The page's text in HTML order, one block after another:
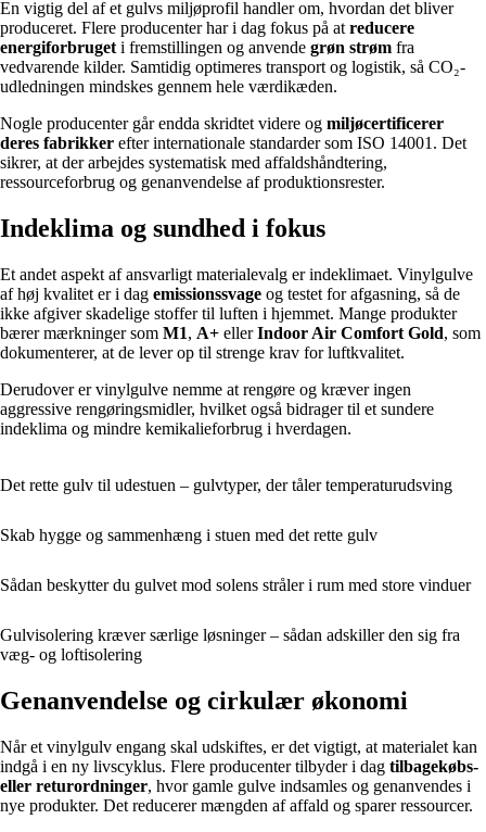
En vigtig del af et gulvs miljøprofil handler om, hvordan det bliver
produceret. Flere producenter har i dag fokus på atreducere
energiforbrugeti fremstillingen og anvende grøn strøm fra
vedvarende kilder. Samtidig optimeres transport og logistik, så CO₂-
udledningen mindskes gennem hele værdikæden.
Nogle producenter går endda skridtet videre og miljøcertificerer
deres fabrikker efter internationale standarder som ISO 14001. Det
sikrer, at der arbejdes systematisk med affaldshåndtering,
ressourceforbrug og genanvendelse af produktionsrester.
Indeklima og sundhed i fokus
Et andet aspekt af ansvarligt materialevalg er indeklimaet. Vinylgulve
af høj kvalitet er i dag emissionssvage og testet for afgasning, så de
ikke afgiver skadelige stoffer til luften i hjemmet. Mange produkter
bærer mærkninger som M1, A+ ellerIndoor Air Comfort Gold, som
dokumenterer, at de lever op til strenge krav for luftkvalitet.
Derudover er vinylgulve nemme at rengøre og kræver ingen
aggressive rengøringsmidler, hvilket også bidrager til et sundere
indeklima og mindre kemikalieforbrug i hverdagen.
Det rette gulv til udestuen – gulvtyper, der tåler temperaturudsving
Skab hygge og sammenhæng i stuen med det rette gulv
Sådan beskytter du gulvet mod solens stråler i rum med store vinduer
Gulvisolering kræver særlige løsninger – sådan adskiller den sig fra
væg- og loftisolering
Genanvendelse og cirkulær økonomi
Når et vinylgulv engang skal udskiftes, er det vigtigt, at materialet kan
indgå i en ny livscyklus. Flere producenter tilbyder i dag tilbagekøbs-
eller returordninger, hvor gamle gulve indsamles og genanvendes i
nye produkter. Det reducerer mængden af affald og sparer ressourcer.